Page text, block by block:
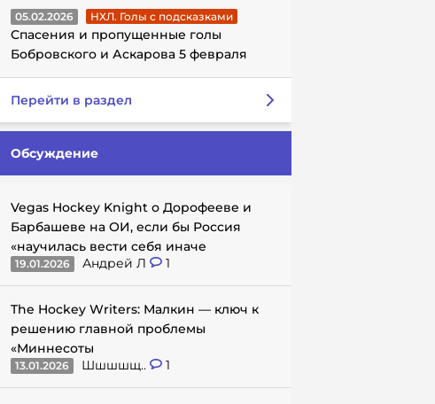
05.02.2026 НХЛ. Голы с подсказками
Спасения и пропущенные голы
Бобровского и Аскарова 5 февраля
Перейти в раздел
Обсуждение
Vegas Hockey Knight о Дорофееве и
Барбашеве на ОИ, если бы Россия
«научилась вести себя иначе
19.01.2026 Андрей Л 1
The Hockey Writers: Малкин — ключ к
решению главной проблемы
«Миннесоты
13.01.2026 Шшшшщ.. 1